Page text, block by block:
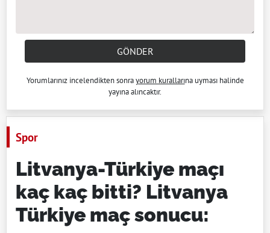
GÖNDER
Yorumlarınız incelendikten sonrayorum kurallarına uyması halinde
yayına alıncaktır.
Spor
Litvanya-Türkiye maçı
kaç kaç bitti? Litvanya
Türkiye maç sonucu: